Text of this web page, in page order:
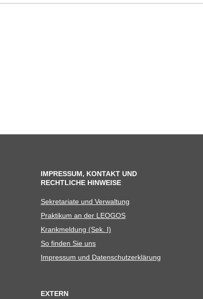
IMPRESSUM, KONTAKT UND
RECHTLICHE HINWEISE
Sekre­ta­riate und Verwaltung
Prak­ti­kum an der LEOGOS
Krank­mel­dung (Sek. I)
So fin­den Sie uns
Impres­sum und Datenschutzerklärung
EXTERN